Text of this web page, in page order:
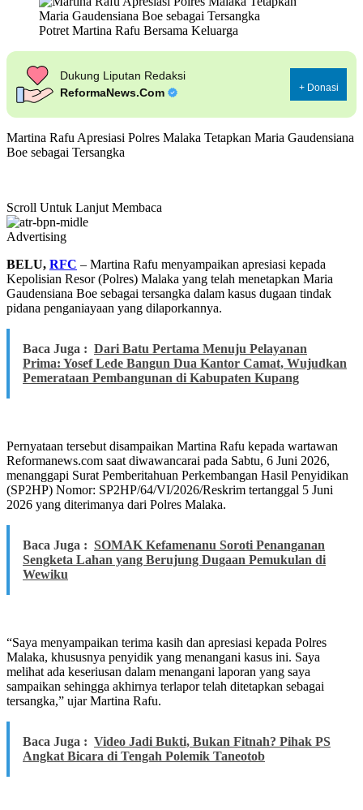
Potret Martina Rafu Bersama Keluarga
Dukung Liputan Redaksi
ReformaNews.Com
+ Donasi
Martina Rafu Apresiasi Polres Malaka Tetapkan Maria Gaudensiana
Boe sebagai Tersangka
Scroll Untuk Lanjut Membaca
Advertising
BELU, RFC – Martina Rafu menyampaikan apresiasi kepada
Kepolisian Resor (Polres) Malaka yang telah menetapkan Maria
Gaudensiana Boe sebagai tersangka dalam kasus dugaan tindak
pidana penganiayaan yang dilaporkannya.
Baca Juga : Dari Batu Pertama Menuju Pelayanan
Prima: Yosef Lede Bangun Dua Kantor Camat, Wujudkan
Pemerataan Pembangunan di Kabupaten Kupang
Pernyataan tersebut disampaikan Martina Rafu kepada wartawan
Reformanews.com saat diwawancarai pada Sabtu, 6 Juni 2026,
menanggapi Surat Pemberitahuan Perkembangan Hasil Penyidikan
(SP2HP) Nomor: SP2HP/64/VI/2026/Reskrim tertanggal 5 Juni
2026 yang diterimanya dari Polres Malaka.
Baca Juga : SOMAK Kefamenanu Soroti Penanganan
Sengketa Lahan yang Berujung Dugaan Pemukulan di
Wewiku
“Saya menyampaikan terima kasih dan apresiasi kepada Polres
Malaka, khususnya penyidik yang menangani kasus ini. Saya
melihat ada keseriusan dalam menangani laporan yang saya
sampaikan sehingga akhirnya terlapor telah ditetapkan sebagai
tersangka,” ujar Martina Rafu.
Baca Juga : Video Jadi Bukti, Bukan Fitnah? Pihak PS
Angkat Bicara di Tengah Polemik Taneotob